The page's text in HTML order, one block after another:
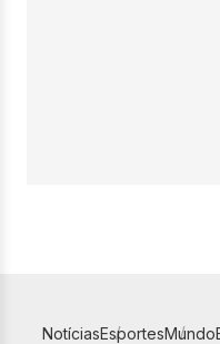
NotíciasEsportesMundo